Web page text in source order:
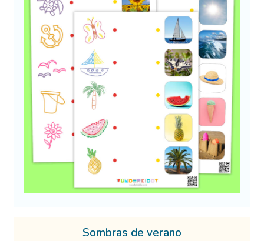
Sombras de verano